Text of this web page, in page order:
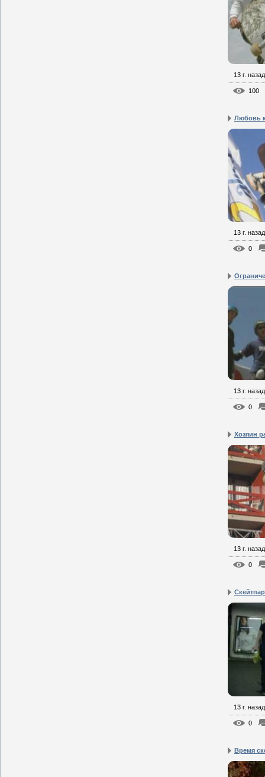
13 г. назад
100
Любовь
13 г. назад
0
13 г. назад
0
Хозяин
13 г. назад
0
13 г. назад
0
Время